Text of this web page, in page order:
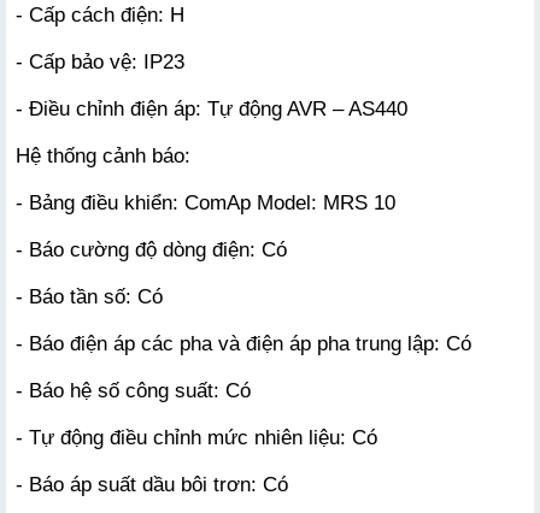
- Cấp cách điện: H
- Cấp bảo vệ: IP23
- Điều chỉnh điện áp: Tự động AVR – AS440
Hệ thống cảnh báo:
- Bảng điều khiển: ComAp Model: MRS 10
- Báo cường độ dòng điện: Có
- Báo tần số: Có
- Báo điện áp các pha và điện áp pha trung lập: Có
- Báo hệ số công suất: Có
- Tự động điều chỉnh mức nhiên liệu: Có
- Báo áp suất dầu bôi trơn: Có